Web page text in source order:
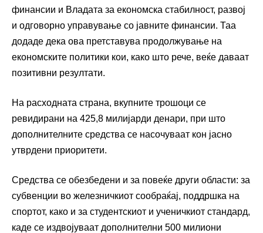
финансии и Владата за економска стабилност, развој
и одговорно управување со јавните финансии. Таа
додаде дека ова претставува продолжување на
економските политики кои, како што рече, веќе даваат
позитивни резултати.
На расходната страна, вкупните трошоци се
ревидирани на 425,8 милијарди денари, при што
дополнителните средства се насочуваат кон јасно
утврдени приоритети.
Средства се обезбедени и за повеќе други области: за
субвенции во железничкиот сообраќај, поддршка на
спортот, како и за студентскиот и ученичкиот стандард,
каде се издвојуваат дополнителни 500 милиони